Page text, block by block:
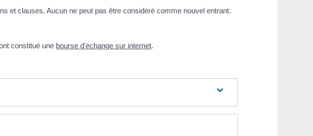
et clauses. Aucun ne peut pas être considéré comme nouvel entrant.
constitué une bourse d'échange sur internet.